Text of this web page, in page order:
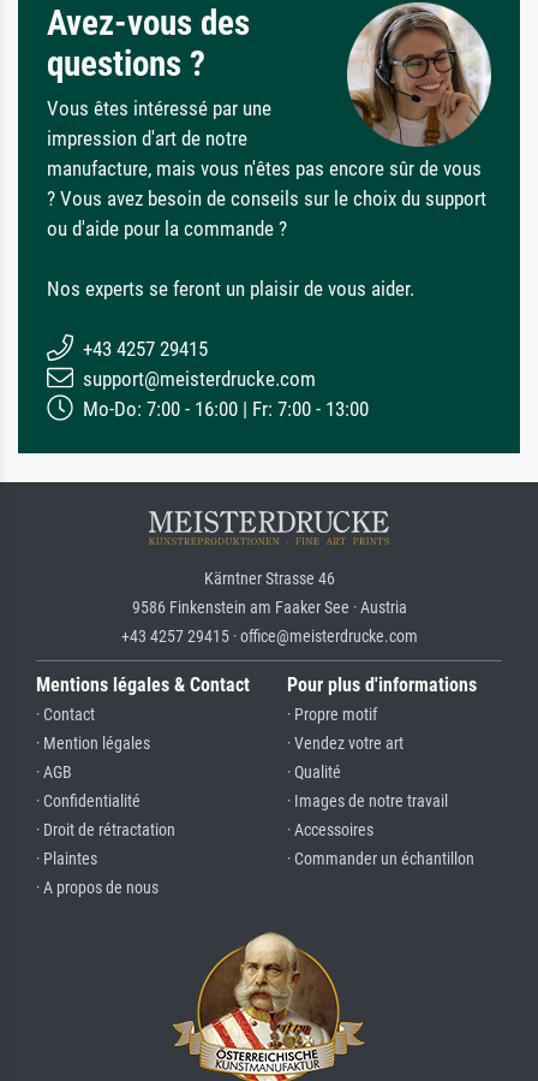
Avez-vous des
questions ?
Vous êtes intéressé par une
impression d'art de notre
manufacture, mais vous n'êtes pas encore sûr de vous
? Vous avez besoin de conseils sur le choix du support
ou d'aide pour la commande ?
Nos experts se feront un plaisir de vous aider.
+43 4257 29415
support@meisterdrucke.com
Mo-Do: 7:00 - 16:00 | Fr: 7:00 - 13:00
Kärntner Strasse 46
9586 Finkenstein am Faaker See · Austria
+43 4257 29415 · office@meisterdrucke.com
Mentions légales & Contact
· Contact
· Mention légales
· AGB
· Confidentialité
· Droit de rétractation
· Plaintes
· A propos de nous
Pour plus d'informations
· Propre motif
· Vendez votre art
· Qualité
· Images de notre travail
· Accessoires
· Commander un échantillon